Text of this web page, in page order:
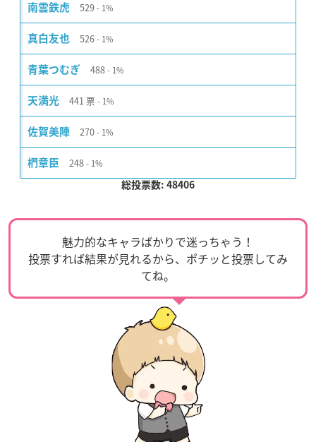
南雲鉄虎 529 1%
真白友也 526 1%
青葉つむぎ 488 1%
天満光 441 票 1%
佐賀美陣 270 1%
椚章臣 248 1%
総投票数: 48406
魅力的なキャラばかりで迷っちゃう！
投票すれば結果が見れるから、ポチッと投票してみ
てね。